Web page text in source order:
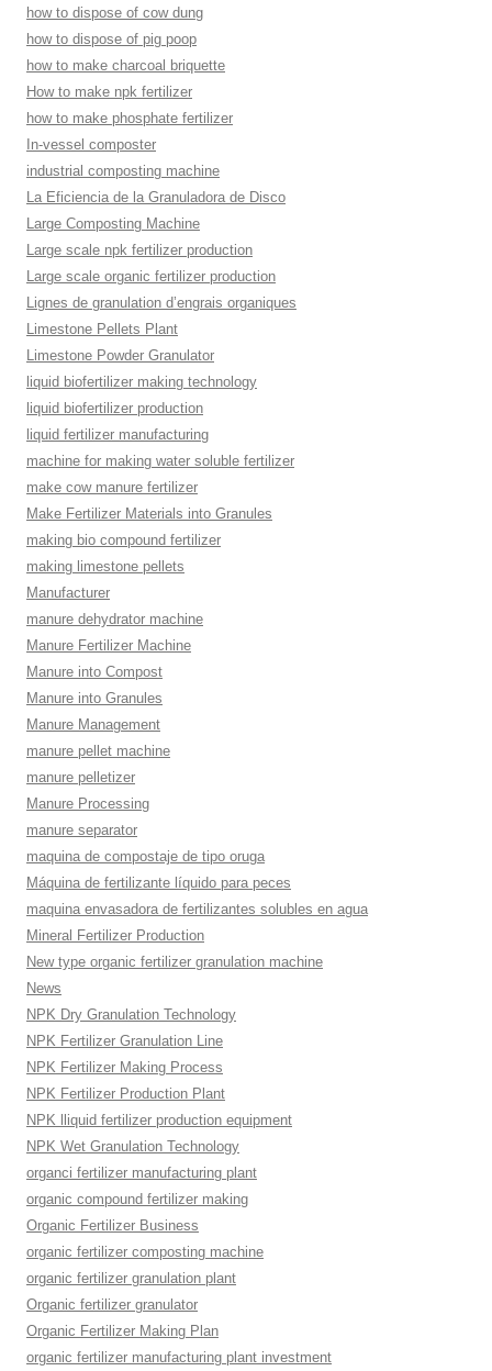
how to dispose of cow dung
how to dispose of pig poop
how to make charcoal briquette
How to make npk fertilizer
how to make phosphate fertilizer
In-vessel composter
industrial composting machine
La Eficiencia de la Granuladora de Disco
Large Composting Machine
Large scale npk fertilizer production
Large scale organic fertilizer production
Lignes de granulation d’engrais organiques
Limestone Pellets Plant
Limestone Powder Granulator
liquid biofertilizer making technology
liquid biofertilizer production
liquid fertilizer manufacturing
machine for making water soluble fertilizer
make cow manure fertilizer
Make Fertilizer Materials into Granules
making bio compound fertilizer
making limestone pellets
Manufacturer
manure dehydrator machine
Manure Fertilizer Machine
Manure into Compost
Manure into Granules
Manure Management
manure pellet machine
manure pelletizer
Manure Processing
manure separator
maquina de compostaje de tipo oruga
Máquina de fertilizante líquido para peces
maquina envasadora de fertilizantes solubles en agua
Mineral Fertilizer Production
New type organic fertilizer granulation machine
News
NPK Dry Granulation Technology
NPK Fertilizer Granulation Line
NPK Fertilizer Making Process
NPK Fertilizer Production Plant
NPK lliquid fertilizer production equipment
NPK Wet Granulation Technology
organci fertilizer manufacturing plant
organic compound fertilizer making
Organic Fertilizer Business
organic fertilizer composting machine
organic fertilizer granulation plant
Organic fertilizer granulator
Organic Fertilizer Making Plan
organic fertilizer manufacturing plant investment